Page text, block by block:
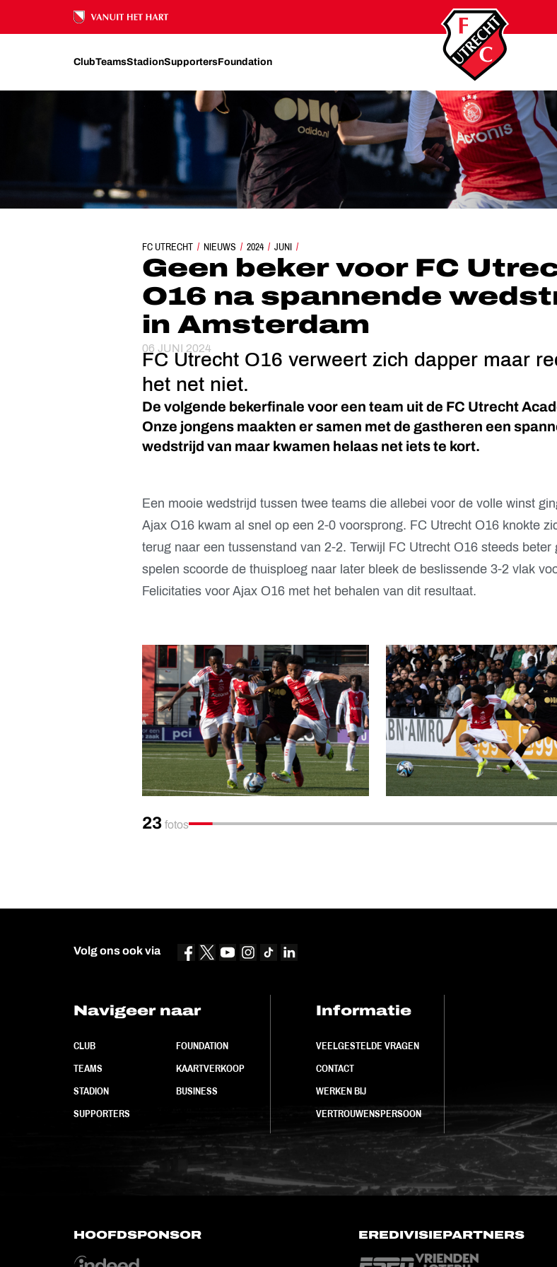
Ons nalatenschap
ClubTeamsStadionSupportersFoundation
FC UTRECHT NIEUWS 2024 JUNI
GEEN BEKER VOOR FC UTRECHT O16 NA SPANNENDE WEDSTRIJD IN AMSTERDAM
Geen beker voor FC
O16 na spannende
in Amsterdam
06 JUNI 2024
FC Utrecht O16 verweert zich dapper maar
het net niet.
De volgende bekerfinale voor een team uit de FC Utrecht
Onze jongens maakten er samen met de gastheren een
wedstrijd van maar kwamen helaas net iets te kort.
Een mooie wedstrijd tussen twee teams die allebei voor de volle winst
Ajax O16 kwam al snel op een 2-0 voorsprong. FC Utrecht O16 knokte
terug naar een tussenstand van 2-2. Terwijl FC Utrecht O16 steeds beter
spelen scoorde de thuisploeg naar later bleek de beslissende 3-2 vlak
Felicitaties voor Ajax O16 met het behalen van dit resultaat.
23fotos
Volg ons ook via
Navigeer naar
CLUB
TEAMS
STADION
SUPPORTERS
FOUNDATION
KAARTVERKOOP
BUSINESS
Informatie
VEELGESTELDE VRAGEN
CONTACT
WERKEN BIJ
VERTROUWENSPERSOON
HOOFDSPONSOR EREDIVISIEPARTNERS